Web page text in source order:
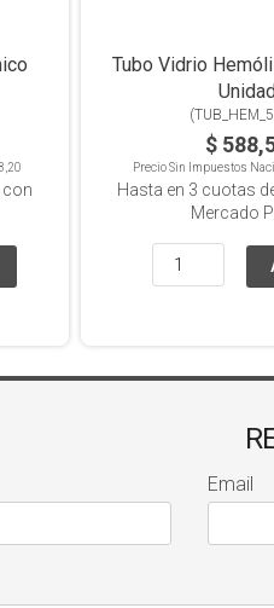
con
Tubo Vidrio
(
$
Precio Sin Impuestos
Hasta en 3 cuotas
Mercado
Email